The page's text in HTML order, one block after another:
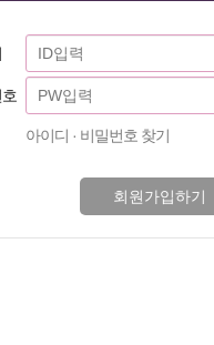
아이디 · 비밀번호 찾기
회원가입하기